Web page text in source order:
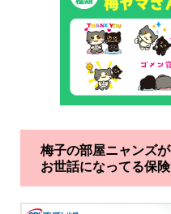
梅子の部屋ニャンズが
お世話になってる保険